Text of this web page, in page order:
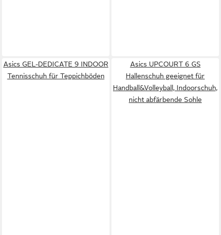
Asics GEL-DEDICATE 9 INDOOR
Tennisschuh für Teppichböden
Asics UPCOURT 6 GS
Hallenschuh geeignet für
Handball&Volleyball, Indoorschuh,
nicht abfärbende Sohle